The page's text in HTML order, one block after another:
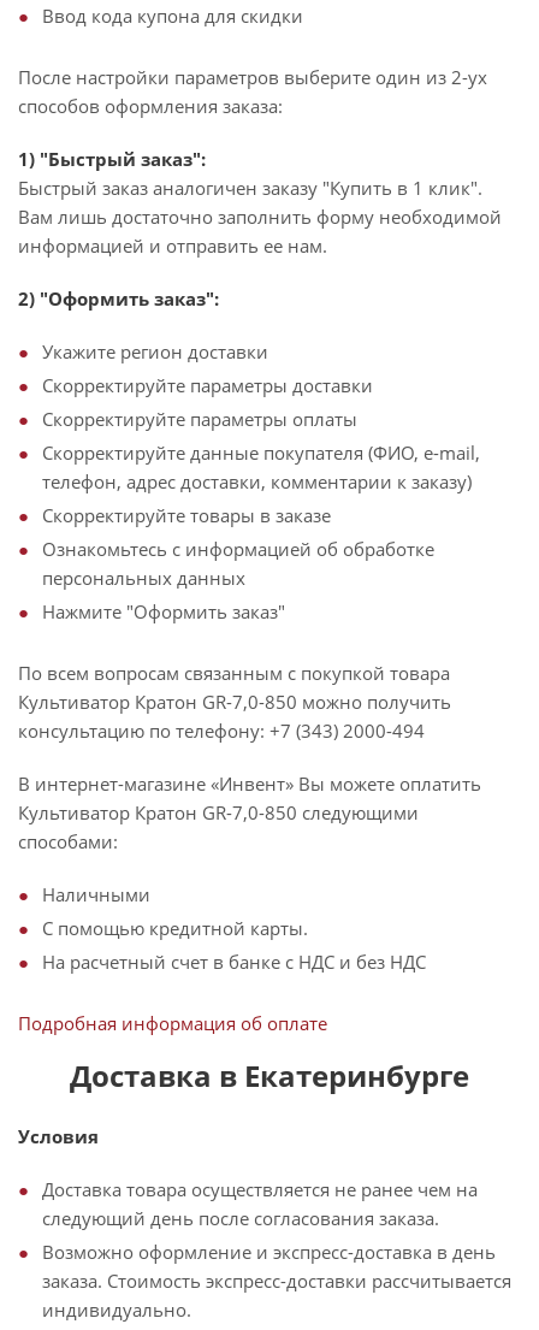
Ввод кода купона для скидки
После настройки параметров выберите один из 2-ух
способов оформления заказа:
1) "Быстрый заказ":
Быстрый заказ аналогичен заказу "Купить в 1 клик".
Вам лишь достаточно заполнить форму необходимой
информацией и отправить ее нам.
2) "Оформить заказ":
Укажите регион доставки
Скорректируйте параметры доставки
Скорректируйте параметры оплаты
Скорректируйте данные покупателя (ФИО, e-mail,
телефон, адрес доставки, комментарии к заказу)
Скорректируйте товары в заказе
Ознакомьтесь с информацией об обработке
персональных данных
Нажмите "Оформить заказ"
По всем вопросам связанным с покупкой товара
Культиватор Кратон GR-7,0-850 можно получить
консультацию по телефону: +7 (343) 2000-494
В интернет-магазине «Инвент» Вы можете оплатить
Культиватор Кратон GR-7,0-850 следующими
способами:
Наличными
С помощью кредитной карты.
На расчетный счет в банке с НДС и без НДС
Подробная информация об оплате
Доставка в Екатеринбурге
Условия
Доставка товара осуществляется не ранее чем на
следующий день после согласования заказа.
Возможно оформление и экспресс-доставка в день
заказа. Стоимость экспресс-доставки рассчитывается
индивидуально.